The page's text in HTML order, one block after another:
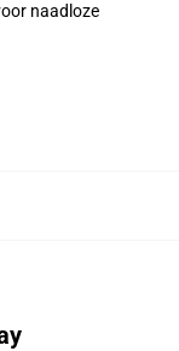
naadloze